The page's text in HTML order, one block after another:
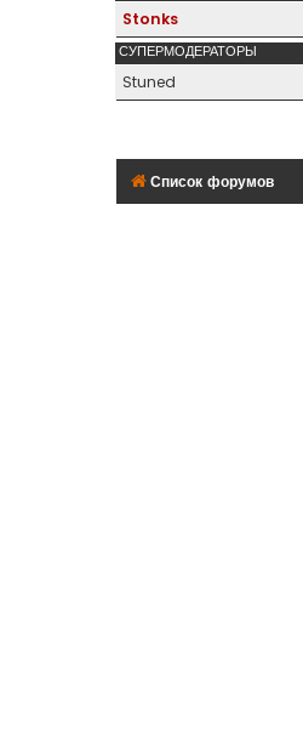
Stonks
СУПЕРМОДЕРАТОРЫ
Stuned
Список форумов